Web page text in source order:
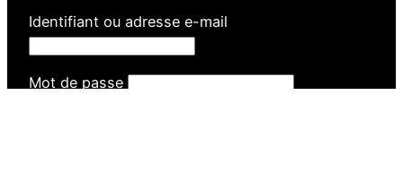
Identifiant ou adresse e-mail
Mot de passe